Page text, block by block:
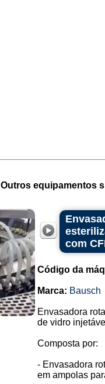
Outros equipamentos
com
Código da
Marca: Bausch
Envasadora
de vidro
Composta por:
- Envasadora
em ampolas